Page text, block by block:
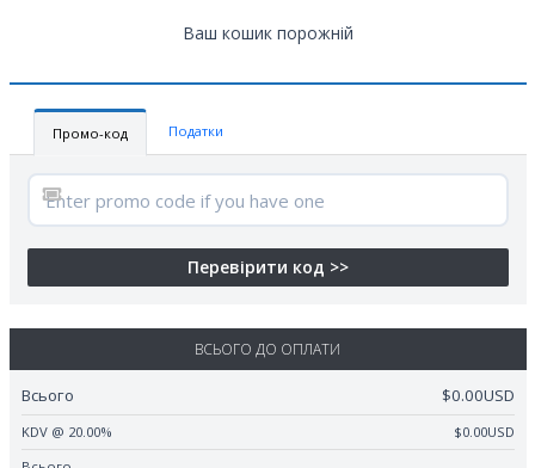
Ваш кошик порожній
Промо-код Податки
Перевірити код >>
ВСЬОГО ДО ОПЛАТИ
Всього $0.00USD
KDV @ 20.00%
$0.00USD